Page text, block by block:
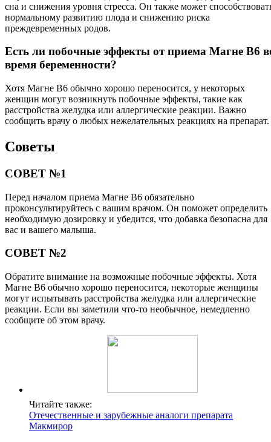
сна и снижения уровня стресса. Он также может
нормальному развитию плода и снижению риска
преждевременных родов.
Есть ли побочные эффекты от приема Магне B6
время беременности?
Хотя Магне B6 обычно хорошо переносится, у некоторых
женщин могут возникнуть побочные эффекты, такие как
расстройства желудка или аллергические реакции. Важно
сообщить врачу о любых нежелательных реакциях на препарат.
Советы
СОВЕТ №1
Перед началом приема Магне B6 обязательно
проконсультируйтесь с вашим врачом. Он поможет определить
необходимую дозировку и убедится, что добавка безопасна для
вас и вашего малыша.
СОВЕТ №2
Обратите внимание на возможные побочные эффекты. Хотя
Магне B6 обычно хорошо переносится, некоторые женщины
могут испытывать расстройства желудка или аллергические
реакции. Если вы заметили что-то необычное, немедленно
сообщите об этом врачу.
Читайте также:
Отечественные и зарубежные аналоги препарата
Макмирор